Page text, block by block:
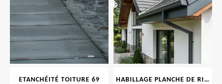
ETANCHÉITÉ TOITURE 69 HABILLAGE PLANCHE DE RIVE 69